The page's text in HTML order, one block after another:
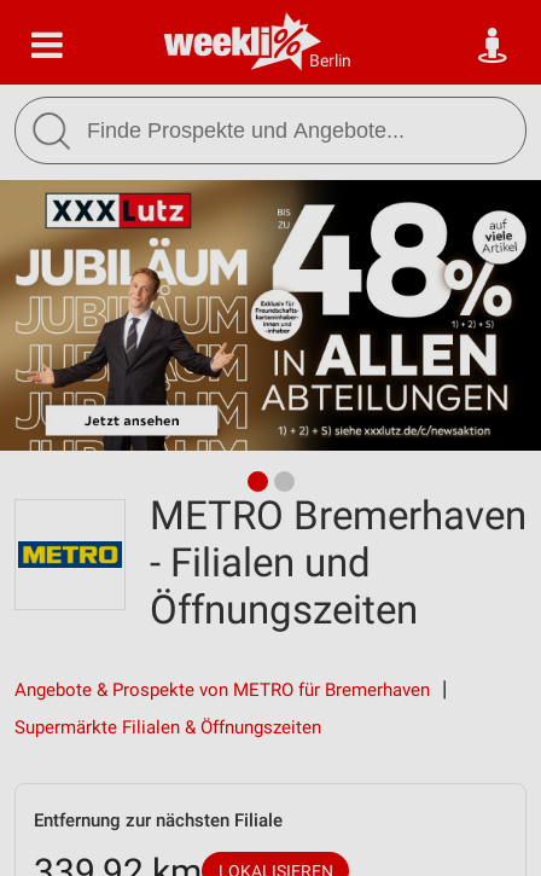
Berlin
METRO Bremerhaven
- Filialen und
Öffnungszeiten
Angebote & Prospekte von METRO für Bremerhaven
Supermärkte Filialen & Öffnungszeiten
Entfernung zur nächsten Filiale
LOKALISIEREN